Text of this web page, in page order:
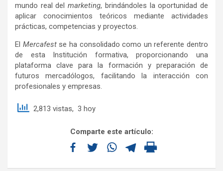
mundo real delmarketing, brindándoles la oportunidad de
aplicar conocimientos teóricos mediante actividades
prácticas, competencias y proyectos.
El Mercafest se ha consolidado como un referente dentro
de esta Institución formativa, proporcionando una
plataforma clave para la formación y preparación de
futuros mercadólogos, facilitando la interacción con
profesionales y empresas.
2,813 vistas, 3 hoy
Comparte este artículo: